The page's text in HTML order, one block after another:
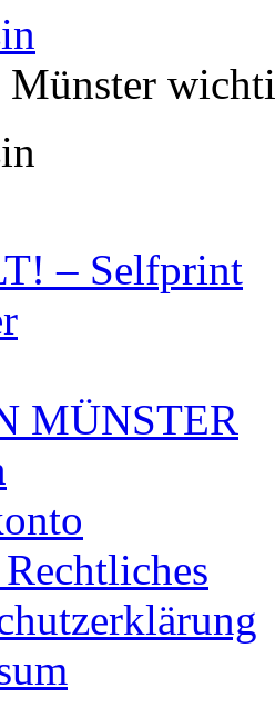
Münster
– Selfprint
MÜNSTER